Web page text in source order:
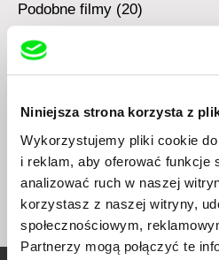
Niniejsza strona korzysta z
Wykorzystujemy pliki cookie
i reklam, aby oferować funkcje
analizować ruch w naszej
korzystasz z naszej witryny,
społecznościowym,
Partnerzy mogą połączyć te
Podobne filmy (20)
Last Things Vever